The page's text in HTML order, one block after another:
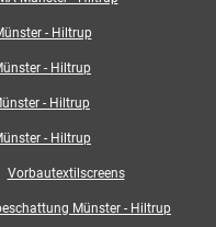
- Hiltrup
- Hiltrup
- Hiltrup
- Hiltrup
Vorbautextilscreens
Münster - Hiltrup